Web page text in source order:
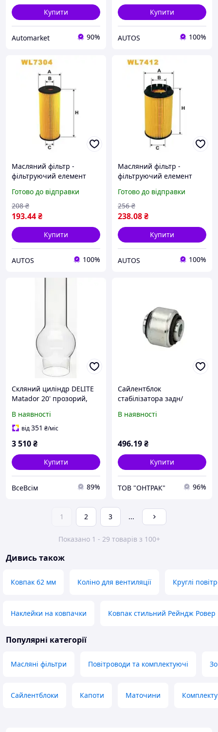
Купити
Аutomarket 90%
Купити
AUTOS 100%
Масляний фільтр -
фільтруючий елемент
зовнішній діаметр: 62 мм)
MERCEDES 124 (A124), 124
(C124), 124 T-MODEL
Готово до відправки
193.44₴
208 ₴
Купити
AUTOS 100%
Масляний фільтр -
фільтруючий елемент
зовнішній діаметр: 62,5
мм) CHRYSLER RAM,
VOYAGER IV, HYUNDAI
ELANTRA III,
Готово до відправки
238.08₴
256 ₴
Купити
AUTOS 100%
Скляний циліндр DELITE
Matador 20' прозорий,
64,2 мм, верх 48,1 мм,
внутрішній діаметр знизу
В наявності
від351 ₴/міс
3 510₴
Купити
ВсеВсім 89%
Сайлентблок
стабілізатора задн/
діаметр: 22мм, зовнішній
F20...
В наявності
496.19₴
Купити
ТОВ "ОНТРАК" 96%
1 2 3 ...
Показано 1 - 29 товарів з 100+
Дивись також
Ковпак 62 мм Коліно для вентиляції Круглі
Наклейки на ковпачки Ковпак стильний Рейндж Ровер
Популярні категорії
Масляні фільтри Повітроводи та комплектуючі
Сайлентблоки Капоти Маточини